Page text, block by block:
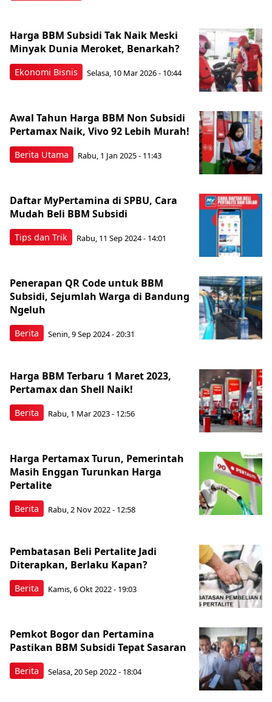
Ekonomi Bisnis
Harga BBM Subsidi Tak Naik Meski
Minyak Dunia Meroket, Benarkah?
Selasa, 10 Mar 2026 - 10:44
Berita Utama
Awal Tahun Harga BBM Non Subsidi
Pertamax Naik, Vivo 92 Lebih Murah!
Rabu, 1 Jan 2025 - 11:43
Tips dan Trik
Daftar MyPertamina di SPBU, Cara
Mudah Beli BBM Subsidi
Rabu, 11 Sep 2024 - 14:01
Berita
Penerapan QR Code untuk BBM
Subsidi, Sejumlah Warga di Bandung
Ngeluh
Senin, 9 Sep 2024 - 20:31
Berita
Harga BBM Terbaru 1 Maret 2023,
Pertamax dan Shell Naik!
Rabu, 1 Mar 2023 - 12:56
Berita
Harga Pertamax Turun, Pemerintah
Masih Enggan Turunkan Harga
Pertalite
Rabu, 2 Nov 2022 - 12:58
Berita
Pembatasan Beli Pertalite Jadi
Diterapkan, Berlaku Kapan?
Kamis, 6 Okt 2022 - 19:03
Berita
Pemkot Bogor dan Pertamina
Pastikan BBM Subsidi Tepat Sasaran
Selasa, 20 Sep 2022 - 18:04